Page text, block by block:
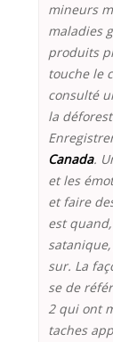
mineurs
maladies
produits
touche le
consulté
la
Canada.
et les
et faire
est
sur. La
se de
2 qui ont
taches